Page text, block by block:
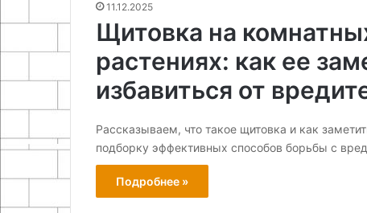
11.12.2025
Щитовка на
растениях: как ее
избавиться от
Рассказываем, что такое щитовка и как
подборку эффективных способов борьбы с
Подробнее »